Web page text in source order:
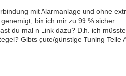
mit Alarmanlage und ohne
bin ich mir zu 99 % sicher...
du mal n Link dazu? D.h. ich
Gibts gute/günstige Tuning Teile